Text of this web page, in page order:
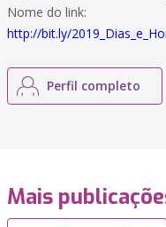
Nome do link:
http://bit.ly/
Perfil completo
Mais